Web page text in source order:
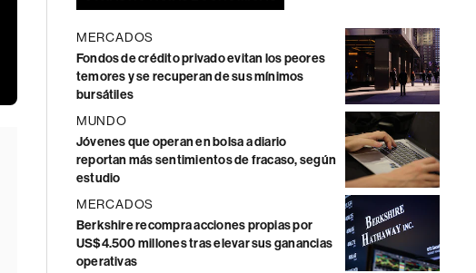
MERCADOS
Fondos de crédito privado evitan los peores
temores y se recuperan de sus mínimos
bursátiles
MUNDO
Jóvenes que operan en bolsa a diario
reportan más sentimientos de fracaso, según
estudio
MERCADOS
Berkshire recompra acciones propias por
US$4.500 millones tras elevar sus ganancias
operativas